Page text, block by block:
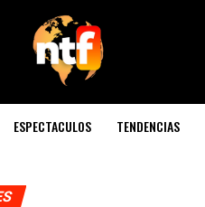
ESPECTACULOS TENDENCIAS